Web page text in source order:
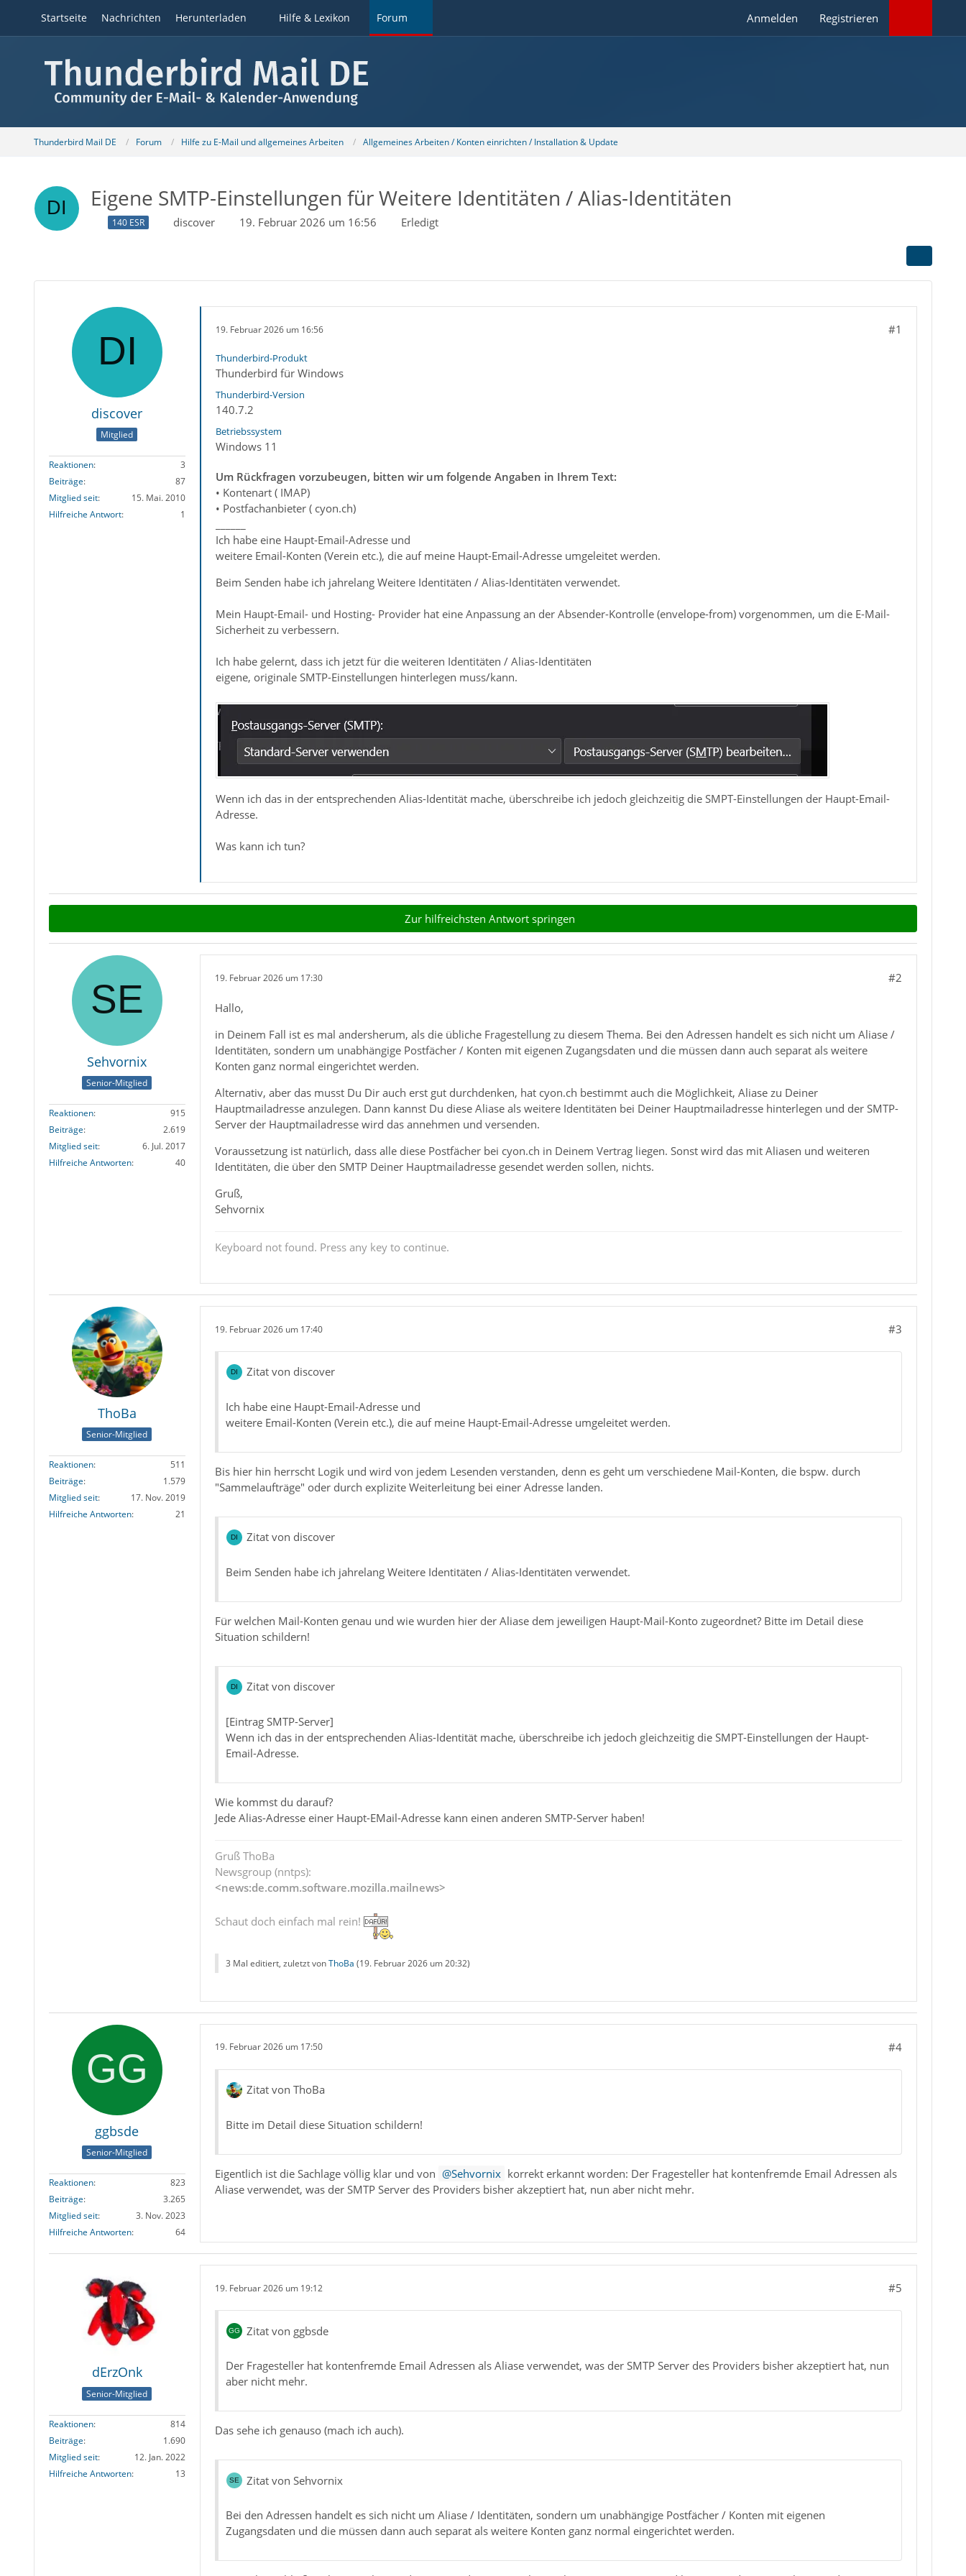
Startseite Nachrichten Herunterladen Hilfe & Lexikon Forum Anmelden Registrieren
Thunderbird Mail DE Forum Hilfe zu E-Mail und allgemeines Arbeiten Allgemeines Arbeiten / Konten einrichten / Installation & Update
Eigene SMTP-Einstellungen für Weitere Identitäten / Alias-Identitäten
140 ESR discover 19. Februar 2026 um 16:56 Erledigt
discover
Mitglied
Reaktionen
3
Beiträge
87
Mitglied seit
15. Mai. 2010
Hilfreiche Antwort
1
19. Februar 2026 um 16:56 #1
Thunderbird-Produkt
Thunderbird für Windows
Thunderbird-Version
140.7.2
Betriebssystem
Windows 11
Um Rückfragen vorzubeugen, bitten wir um folgende Angaben in Ihrem Text:
• Kontenart ( IMAP)
• Postfachanbieter ( cyon.ch)
Ich habe eine Haupt-Email-Adresse und
weitere Email-Konten (Verein etc.), die auf meine Haupt-Email-Adresse umgeleitet werden.
Beim Senden habe ich jahrelang Weitere Identitäten / Alias-Identitäten verwendet.
Mein Haupt-Email- und Hosting- Provider hat eine Anpassung an der Absender-Kontrolle (envelope-from) vorgenommen, um die E-Mail-
Sicherheit zu verbessern.
Ich habe gelernt, dass ich jetzt für die weiteren Identitäten / Alias-Identitäten
eigene, originale SMTP-Einstellungen hinterlegen muss/kann.
Wenn ich das in der entsprechenden Alias-Identität mache, überschreibe ich jedoch gleichzeitig die SMPT-Einstellungen der Haupt-Email-
Adresse.
Was kann ich tun?
Zur hilfreichsten Antwort springen
Sehvornix
Senior-Mitglied
Reaktionen
915
Beiträge
2.619
Mitglied seit
6. Jul. 2017
Hilfreiche Antworten
40
19. Februar 2026 um 17:30 #2
Hallo,
in Deinem Fall ist es mal andersherum, als die übliche Fragestellung zu diesem Thema. Bei den Adressen handelt es sich nicht um Aliase /
Identitäten, sondern um unabhängige Postfächer / Konten mit eigenen Zugangsdaten und die müssen dann auch separat als weitere
Konten ganz normal eingerichtet werden.
Alternativ, aber das musst Du Dir auch erst gut durchdenken, hat cyon.ch bestimmt auch die Möglichkeit, Aliase zu Deiner
Hauptmailadresse anzulegen. Dann kannst Du diese Aliase als weitere Identitäten bei Deiner Hauptmailadresse hinterlegen und der SMTP-
Server der Hauptmailadresse wird das annehmen und versenden.
Voraussetzung ist natürlich, dass alle diese Postfächer bei cyon.ch in Deinem Vertrag liegen. Sonst wird das mit Aliasen und weiteren
Identitäten, die über den SMTP Deiner Hauptmailadresse gesendet werden sollen, nichts.
Gruß,
Sehvornix
Keyboard not found. Press any key to continue.
ThoBa
Senior-Mitglied
Reaktionen
511
Beiträge
1.579
Mitglied seit
17. Nov. 2019
Hilfreiche Antworten
21
19. Februar 2026 um 17:40 #3
Zitat von discover
Ich habe eine Haupt-Email-Adresse und
weitere Email-Konten (Verein etc.), die auf meine Haupt-Email-Adresse umgeleitet werden.
Bis hier hin herrscht Logik und wird von jedem Lesenden verstanden, denn es geht um verschiedene Mail-Konten, die bspw. durch
"Sammelaufträge" oder durch explizite Weiterleitung bei einer Adresse landen.
Zitat von discover
Beim Senden habe ich jahrelang Weitere Identitäten / Alias-Identitäten verwendet.
Für welchen Mail-Konten genau und wie wurden hier der Aliase dem jeweiligen Haupt-Mail-Konto zugeordnet? Bitte im Detail diese
Situation schildern!
Zitat von discover
[Eintrag SMTP-Server]
Wenn ich das in der entsprechenden Alias-Identität mache, überschreibe ich jedoch gleichzeitig die SMPT-Einstellungen der Haupt-
Email-Adresse.
Wie kommst du darauf?
Jede Alias-Adresse einer Haupt-EMail-Adresse kann einen anderen SMTP-Server haben!
Gruß ThoBa
Newsgroup (nntps):
<news:de.comm.software.mozilla.mailnews>
Schaut doch einfach mal rein!
3 Mal editiert, zuletzt vonThoBa (19. Februar 2026 um 20:32)
ggbsde
Senior-Mitglied
Reaktionen
823
Beiträge
3.265
Mitglied seit
3. Nov. 2023
Hilfreiche Antworten
64
19. Februar 2026 um 17:50 #4
Zitat von ThoBa
Bitte im Detail diese Situation schildern!
Eigentlich ist die Sachlage völlig klar und von Sehvornix korrekt erkannt worden: Der Fragesteller hat kontenfremde Email Adressen als
Aliase verwendet, was der SMTP Server des Providers bisher akzeptiert hat, nun aber nicht mehr.
dErzOnk
Senior-Mitglied
Reaktionen
814
Beiträge
1.690
Mitglied seit
12. Jan. 2022
Hilfreiche Antworten
13
19. Februar 2026 um 19:12 #5
Zitat von ggbsde
Der Fragesteller hat kontenfremde Email Adressen als Aliase verwendet, was der SMTP Server des Providers bisher akzeptiert hat, nun
aber nicht mehr.
Das sehe ich genauso (mach ich auch).
Zitat von Sehvornix
Bei den Adressen handelt es sich nicht um Aliase / Identitäten, sondern um unabhängige Postfächer / Konten mit eigenen
Zugangsdaten und die müssen dann auch separat als weitere Konten ganz normal eingerichtet werden.